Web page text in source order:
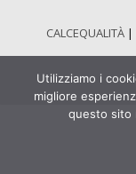
CALCEQUALITÀ|
Utilizziamo i
migliore
questo sito